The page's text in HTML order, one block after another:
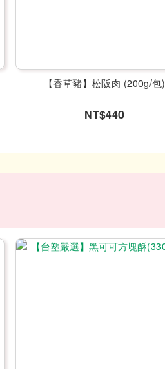
【香草豬】松阪肉 (200g/包)
NT$440